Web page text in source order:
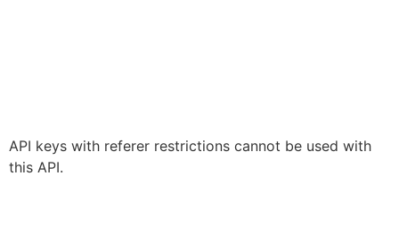
API keys with referer restrictions cannot be used with
this API.